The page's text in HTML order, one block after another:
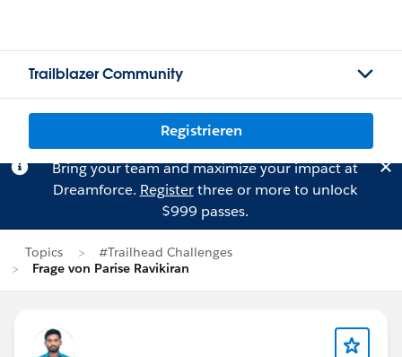
Trailblazer Community
Registrieren
Bring your team and maximize your impact at
Dreamforce. Registerthree or more to unlock
$999 passes.
Topics
#Trailhead Challenges
Frage von Parise Ravikiran